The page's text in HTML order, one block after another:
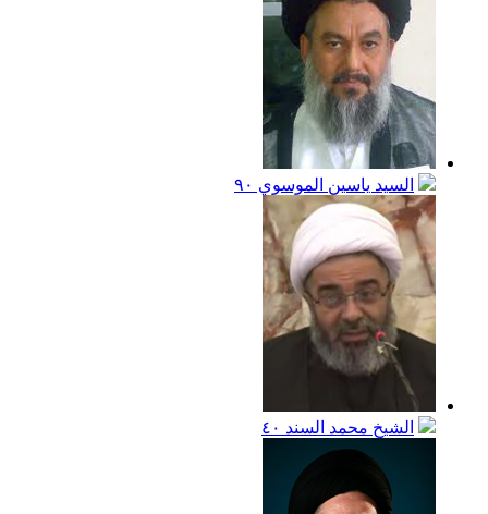
السيد ياسين الموسوي ٩٠
الشيخ محمد السند ٤٠